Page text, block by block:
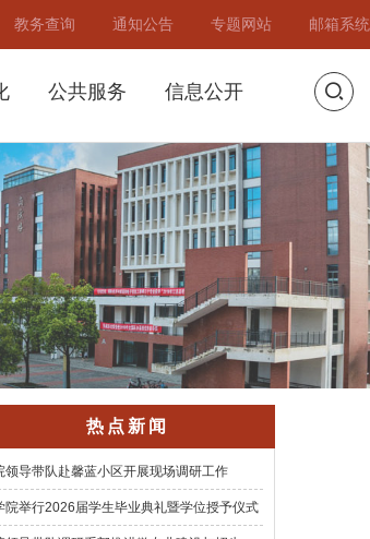
教务查询 通知公告 专题网站 邮箱系统
公共服务 信息公开
热点新闻